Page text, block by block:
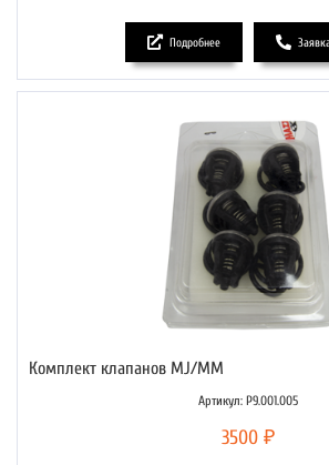
Подробнее
Комплект клапанов MJ/MM
Артикул: P9.001.005
3500 ₽